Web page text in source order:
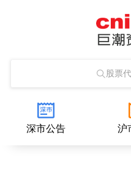
股票
深市公告 沪